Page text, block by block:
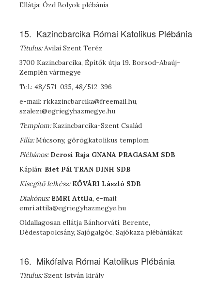
Ellátja: Ózd Bolyok plébánia
15. Kazincbarcika Római Katolikus Plébánia
Titulus:Avilai Szent Teréz
3700 Kazincbarcika, Építők útja 19. Borsod-Abaúj-
Zemplén vármegye
Tel.: 48/571-035, 48/512-396
e-mail: rkkazincbarcika@freemail.hu,
szalezi@egriegyhazmegye.hu
Templom:Kazincbarcika-Szent Család
Filia:Múcsony, görögkatolikus templom
Plébános: Derosi Raja GNANA PRAGASAM SDB
Káplán: Biet Pál TRAN DINH SDB
Kisegítő lelkész: KŐVÁRI László SDB
Diakónus: EMRI Attila, e-mail:
emri.attila@egriegyhazmegye.hu
Oldallagosan ellátja Bánhorváti, Berente,
Dédestapolcsány, Sajógalgóc, Sajókaza plébániákat
16. Mikófalva Római Katolikus Plébánia
Titulus:Szent István király